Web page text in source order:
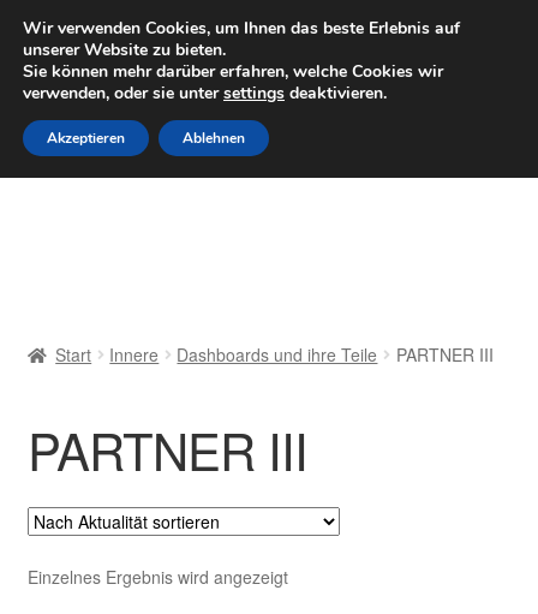
LIEFERUNG ab 6 EUR
Mo–Fr 9–16 Uhr · 0175 7465658
Zur
Navigation
springen
Zum
Inhalt
springen
Datenschutz-Bestimmungen
Impressum
Kasse
Start Innere Dashboards und ihre Teile PARTNER III
PARTNER III
Einzelnes Ergebnis wird angezeigt
Wir verwenden Cookies, um Ihnen das beste Erlebnis auf
unserer Website zu bieten.
Sie können mehr darüber erfahren, welche Cookies wir
verwenden, oder sie untersettings deaktivieren.
Akzeptieren Ablehnen